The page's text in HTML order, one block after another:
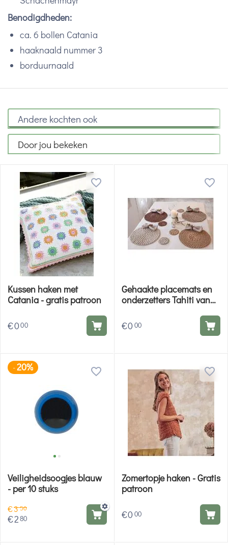
Benodigdheden:
ca. 6 bollen Catania
haaknaald nummer 3
borduurnaald
Andere kochten ook
Door jou bekeken
Kussen haken met
Catania - gratis patroon
€000
Gehaakte placemats en
onderzetters Tahiti van
€000
-20%
Veiligheidsoogjes blauw
- per 10 stuks
€350
€280
Zomertopje haken - Gratis
patroon
€000